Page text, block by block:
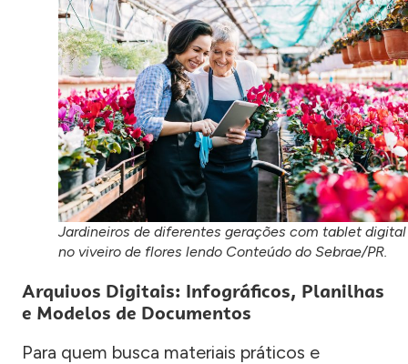
Jardineiros de diferentes gerações com tablet digital
no viveiro de flores lendo Conteúdo do Sebrae/PR.
Arquivos Digitais: Infográficos, Planilhas
e Modelos de Documentos
Para quem busca materiais práticos e